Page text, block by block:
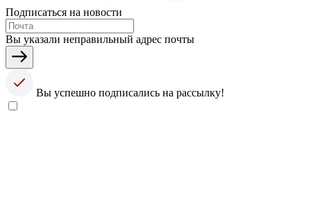
Подписаться на новости
Вы указали неправильный адрес почты
Вы успешно подписались на рассылку!